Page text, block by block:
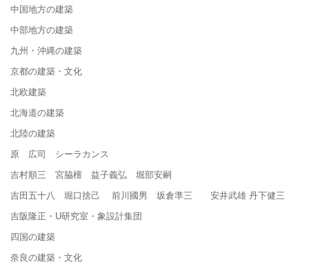
中国地方の建築
中部地方の建築
九州・沖縄の建築
京都の建築・文化
北欧建築
北海道の建築
北陸の建築
原 広司 シーラカンス
吉村順三 宮脇檀 益子義弘 堀部安嗣
吉田五十八 堀口捨己 前川國男 坂倉準三 安井武雄 丹下健三
吉阪隆正・U研究室・象設計集団
四国の建築
奈良の建築・文化